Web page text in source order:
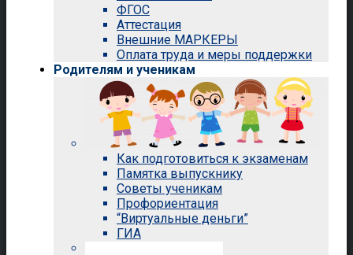
ФГОС
Аттестация
Внешние МАРКЕРЫ
Оплата труда и меры поддержки
Родителям и ученикам
Как подготовиться к экзаменам
Памятка выпускнику
Советы ученикам
Профориентация
“Виртуальные деньги”
ГИА